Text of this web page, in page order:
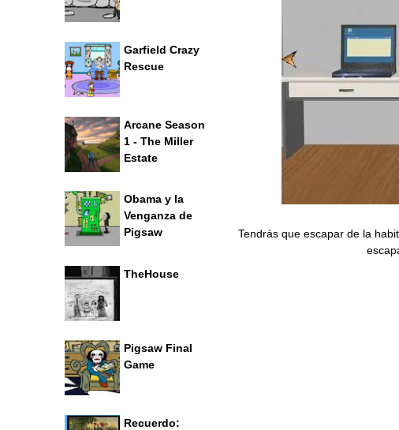
Tendrás que escapar de la
Garfield Crazy
Rescue
Arcane Season
1 - The Miller
Estate
Obama y la
Venganza de
Pigsaw
TheHouse
Pigsaw Final
Game
Recuerdo: